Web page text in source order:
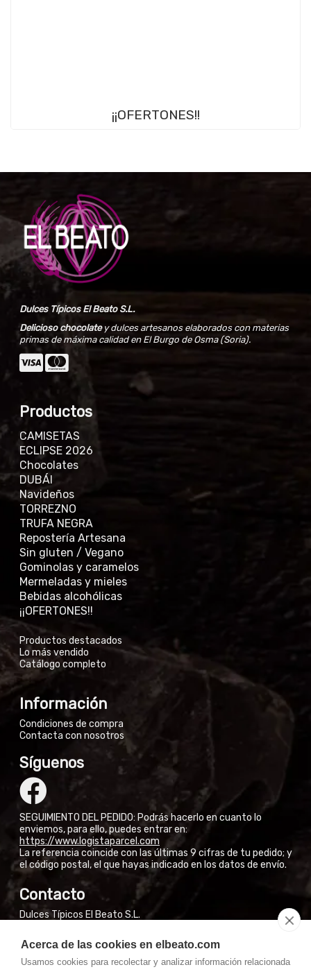
Acerca de las cookies en elbeato.com
Usamos cookies para recolectar y analizar información relacionada
¡¡OFERTONES!!
Dulces Típicos El Beato S.L.
Delicioso chocolatey dulces artesanos elaborados con materias
primas de máxima calidad en El Burgo de Osma (Soria).
Productos
CAMISETAS
ECLIPSE 2026
Chocolates
DUBÁI
Navideños
TORREZNO
TRUFA NEGRA
Repostería Artesana
Sin gluten / Vegano
Gominolas y caramelos
Mermeladas y mieles
Bebidas alcohólicas
¡¡OFERTONES!!
Productos destacados
Lo más vendido
Catálogo completo
Información
Condiciones de compra
Contacta con nosotros
Síguenos
SEGUIMIENTO DEL PEDIDO: Podrás hacerlo en cuanto lo
enviemos, para ello, puedes entrar en:
https://www.logistaparcel.com
La referencia coincide con las últimas 9 cifras de tu pedido; y
el código postal, el que hayas indicado en los datos de envío.
Contacto
Dulces Típicos El Beato S.L.
El Burgo de Osma (Soria)
NO VENDEMOS EN FÁBRICA A PARTICULARES